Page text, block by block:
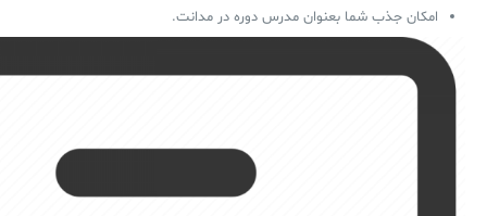
امکان جذب شما بعنوان مدرس دوره در مدانت.